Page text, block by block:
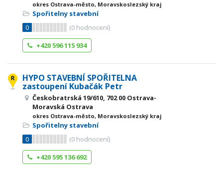
okres Ostrava-město, Moravskoslezský kraj
Spořitelny stavební
0
(0 hodnocení)
+420 596 115 934
HYPO STAVEBNÍ SPOŘITELNA
zastoupení Kubačák Petr
Českobratrská 19/610, 702 00 Ostrava-
Moravská Ostrava
okres Ostrava-město, Moravskoslezský kraj
Spořitelny stavební
0
(0 hodnocení)
+420 595 136 692